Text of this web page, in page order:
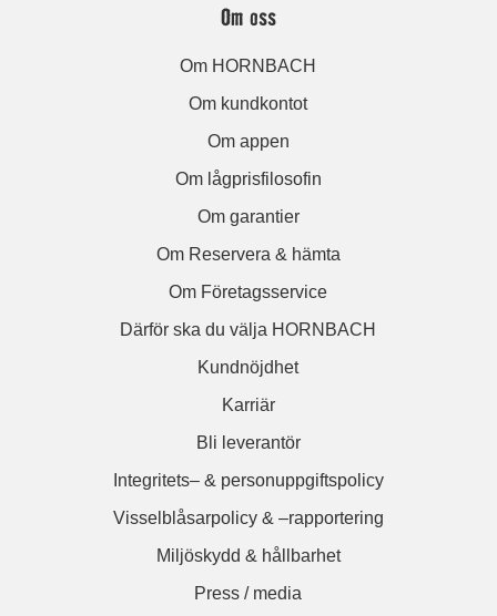
Om oss
Om HORNBACH
Om kundkontot
Om appen
Om lågprisfilosofin
Om garantier
Om Reservera & hämta
Om Företagsservice
Därför ska du välja HORNBACH
Kundnöjdhet
Karriär
Bli leverantör
Integritets– & personuppgiftspolicy
Visselblåsarpolicy & –rapportering
Miljöskydd & hållbarhet
Press / media